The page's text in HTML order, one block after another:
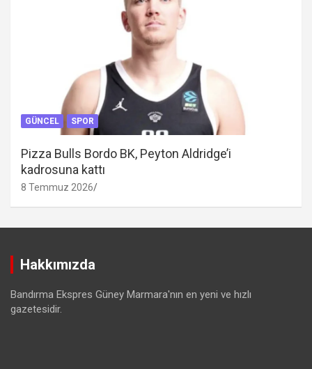
GÜNCEL SPOR
Pizza Bulls Bordo BK, Peyton Aldridge’i
kadrosuna kattı
8 Temmuz 2026
Hakkımızda
Bandırma Ekspres Güney Marmara'nın en yeni ve hızlı
gazetesidir.